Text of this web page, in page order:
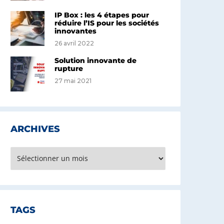
IP Box : les 4 étapes pour
réduire l’IS pour les sociétés
innovantes
26 avril 2022
Solution innovante de
rupture
27 mai 2021
ARCHIVES
TAGS